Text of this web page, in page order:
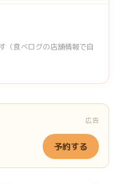
（食べログの店舗情報で自
広告
予約する